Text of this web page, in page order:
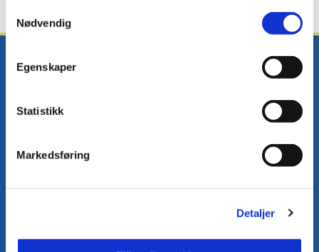
Nødvendig
Egenskaper
Statistikk
Markedsføring
Detaljer
Facebook Instagram Twitter